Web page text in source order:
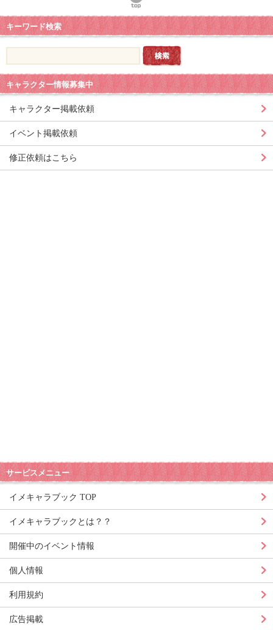
キーワード検索
キャラクター情報募集中
キャラクター掲載依頼
イベント掲載依頼
修正依頼はこちら
サービスメニュー
イメキャラブック TOP
イメキャラブックとは？？
開催中のイベント情報
個人情報
利用規約
広告掲載